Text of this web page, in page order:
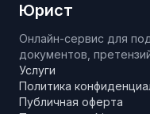
Юрист
Онлайн-сервис для
документов,
Услуги
Политика
Публичная оферта